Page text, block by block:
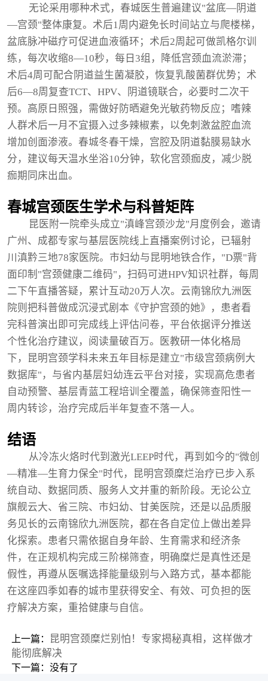
无论采用哪种术式，春城医生普遍建议"盆底—阴道
—宫颈"整体康复。术后1周内避免长时间站立与爬楼梯，
盆底脉冲磁疗可促进血液循环；术后2周起可做凯格尔训
练，每次收缩8—10秒，每日3组，降低宫颈血流淤滞；
术后4周可配合阴道益生菌凝胶，恢复乳酸菌群优势；术
后6—8周复查TCT、HPV、阴道镜联合，必要时二次干
预。高原日照强，需做好防晒避免光敏药物反应；嗜辣
人群术后一月不宜摄入过多辣椒素，以免刺激盆腔血流
增加创面渗液。春城冬春干燥，宫腔及阴道黏膜易缺水
分，建议每天温水坐浴10分钟，软化宫颈痂皮，减少脱
痂期同床出血。
春城宫颈医生学术与科普矩阵
昆医附一院牵头成立"滇峰宫颈沙龙"月度例会，邀请
广州、成都专家与基层医院线上直播案例讨论，已辐射
川滇黔三地78家医院。市妇幼与昆明地铁合作，"D票"背
面印制"宫颈健康二维码"，扫码可进HPV知识社群，每周
二下午直播答疑，累计互动20万人次。云南锦欣九洲医
院则把科普做成沉浸式剧本《守护宫颈的她》，患者看
完科普演出即可完成线上评估问卷，平台依据评分推送
个性化治疗建议，阅读量破百万。医教研一体化格局
下，昆明宫颈学科未来五年目标是建立"市级宫颈病例大
数据库"，与省内基层妇幼连云平台对接，实现高危患者
自动预警、基层青蓝工程培训全覆盖，确保筛查阳性一
周内转诊，治疗完成后半年复查不落一人。
结语
从冷冻火烙时代到激光LEEP时代，再到如今的"微创
—精准—生育力保全"时代，昆明宫颈糜烂治疗已步入系
统自动、数据同质、服务人文并重的新阶段。无论公立
旗舰云大、省三院、市妇幼、甘美医院，还是以品质服
务见长的云南锦欣九洲医院，都在各自定位上做出差异
化探索。患者只需依据自身年龄、生育需求和经济条
件，在正规机构完成三阶梯筛查，明确糜烂是真性还是
假性，再遵从医嘱选择能量级别与入路方式，基本都能
在这座四季如春的城市里获得安全、有效、可负担的医
疗解决方案，重拾健康与自信。
上一篇：
昆明宫颈糜烂别怕！专家揭秘真相，这样做才
能彻底解决
下一篇：没有了